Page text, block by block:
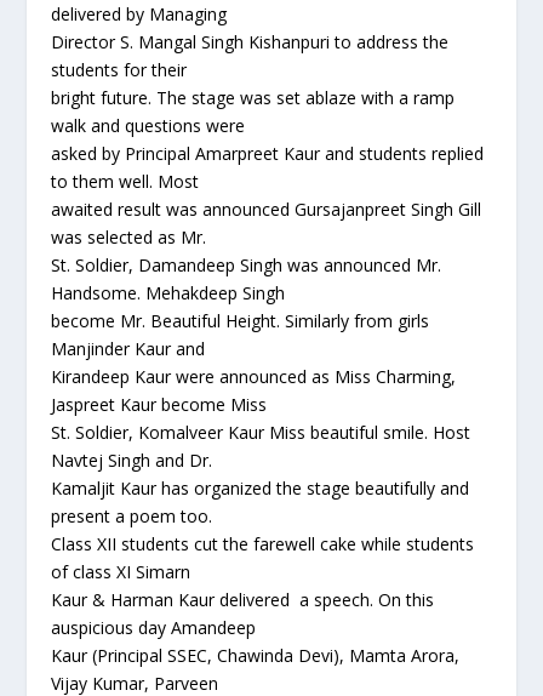
delivered by Managing
Director S. Mangal Singh Kishanpuri to address the
students for their
bright future. The stage was set ablaze with a ramp
walk and questions were
asked by Principal Amarpreet Kaur and students replied
to them well. Most
awaited result was announced Gursajanpreet Singh Gill
was selected as Mr.
St. Soldier, Damandeep Singh was announced Mr.
Handsome. Mehakdeep Singh
become Mr. Beautiful Height. Similarly from girls
Manjinder Kaur and
Kirandeep Kaur were announced as Miss Charming,
Jaspreet Kaur become Miss
St. Soldier, Komalveer Kaur Miss beautiful smile. Host
Navtej Singh and Dr.
Kamaljit Kaur has organized the stage beautifully and
present a poem too.
Class XII students cut the farewell cake while students
of class XI Simarn
Kaur & Harman Kaur delivered a speech. On this
auspicious day Amandeep
Kaur (Principal SSEC, Chawinda Devi), Mamta Arora,
Vijay Kumar, Parveen